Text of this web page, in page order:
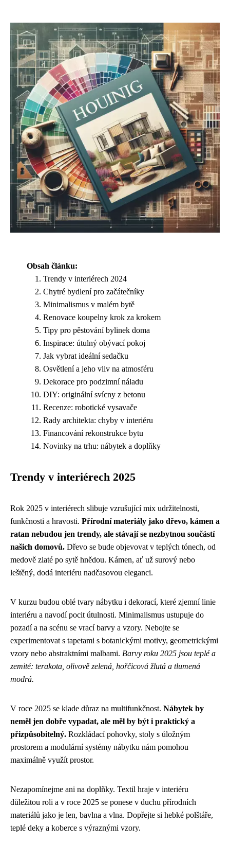
Obsah článku:
Trendy v interiérech 2024
Chytré bydlení pro začátečníky
Minimalismus v malém bytě
Renovace koupelny krok za krokem
Tipy pro pěstování bylinek doma
Inspirace: útulný obývací pokoj
Jak vybrat ideální sedačku
Osvětlení a jeho vliv na atmosféru
Dekorace pro podzimní náladu
DIY: originální svícny z betonu
Recenze: robotické vysavače
Rady architekta: chyby v interiéru
Financování rekonstrukce bytu
Novinky na trhu: nábytek a doplňky
Trendy v interiérech 2025
Rok 2025 v interiérech slibuje vzrušující mix udržitelnosti,
funkčnosti a hravosti. Přírodní materiály jako dřevo, kámen a
ratan nebudou jen trendy, ale stávají se nezbytnou součástí
našich domovů. Dřevo se bude objevovat v teplých tónech, od
medově zlaté po sytě hnědou. Kámen, ať už surový nebo
leštěný, dodá interiéru nadčasovou eleganci.
V kurzu budou oblé tvary nábytku i dekorací, které zjemní linie
interiéru a navodí pocit útulnosti. Minimalismus ustupuje do
pozadí a na scénu se vrací barvy a vzory. Nebojte se
experimentovat s tapetami s botanickými motivy, geometrickými
vzory nebo abstraktními malbami. Barvy roku 2025 jsou teplé a
zemité: terakota, olivově zelená, hořčicová žlutá a tlumená
modrá.
V roce 2025 se klade důraz na multifunkčnost. Nábytek by
neměl jen dobře vypadat, ale měl by být i praktický a
přizpůsobitelný. Rozkládací pohovky, stoly s úložným
prostorem a modulární systémy nábytku nám pomohou
maximálně využít prostor.
Nezapomínejme ani na doplňky. Textil hraje v interiéru
důležitou roli a v roce 2025 se ponese v duchu přírodních
materiálů jako je len, bavlna a vlna. Dopřejte si hebké polštáře,
teplé deky a koberce s výraznými vzory.